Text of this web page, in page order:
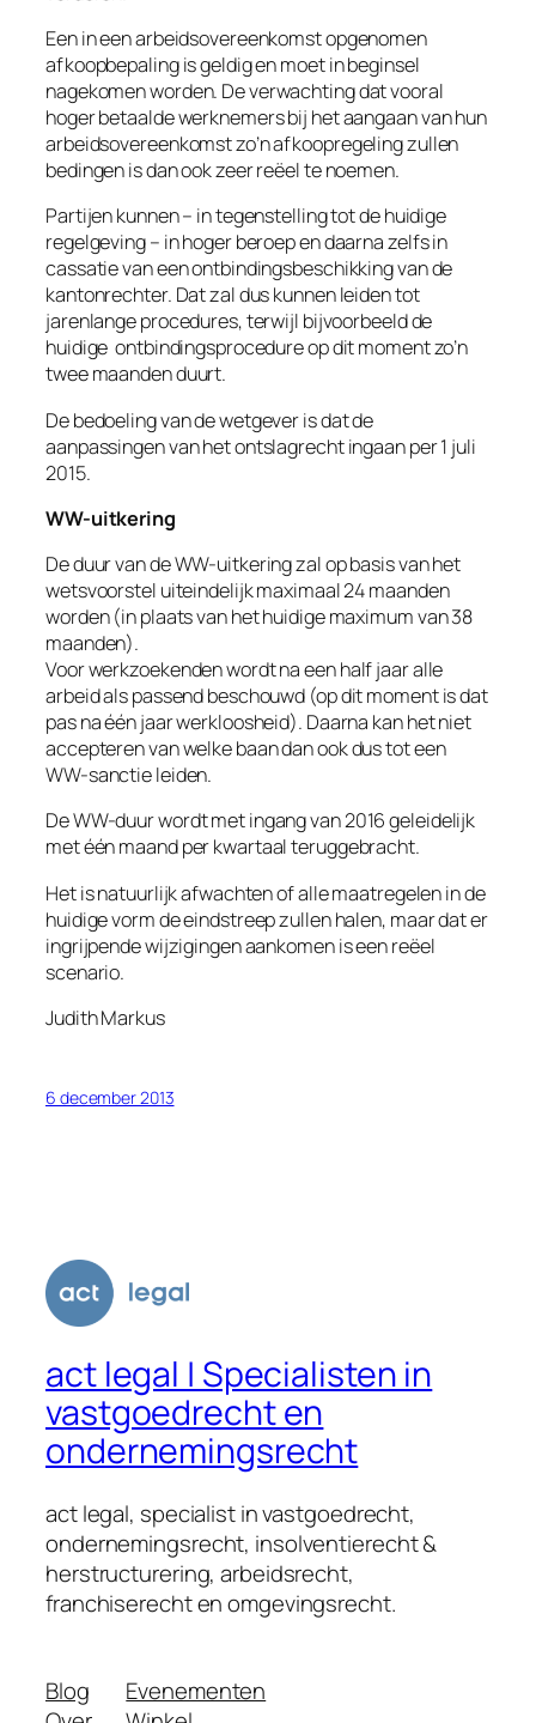
Een in een arbeidsovereenkomst opgenomen
afkoopbepaling is geldig en moet in beginsel
nagekomen worden. De verwachting dat vooral
hoger betaalde werknemers bij het aangaan van hun
arbeidsovereenkomst zo’n afkoopregeling zullen
bedingen is dan ook zeer reëel te noemen.
Partijen kunnen – in tegenstelling tot de huidige
regelgeving – in hoger beroep en daarna zelfs in
cassatie van een ontbindingsbeschikking van de
kantonrechter. Dat zal dus kunnen leiden tot
jarenlange procedures, terwijl bijvoorbeeld de
huidige ontbindingsprocedure op dit moment zo’n
twee maanden duurt.
De bedoeling van de wetgever is dat de
aanpassingen van het ontslagrecht ingaan per 1 juli
2015.
WW-uitkering
De duur van de WW-uitkering zal op basis van het
wetsvoorstel uiteindelijk maximaal 24 maanden
worden (in plaats van het huidige maximum van 38
maanden).
Voor werkzoekenden wordt na een half jaar alle
arbeid als passend beschouwd (op dit moment is dat
pas na één jaar werkloosheid). Daarna kan het niet
accepteren van welke baan dan ook dus tot een
WW-sanctie leiden.
De WW-duur wordt met ingang van 2016 geleidelijk
met één maand per kwartaal teruggebracht.
Het is natuurlijk afwachten of alle maatregelen in de
huidige vorm de eindstreep zullen halen, maar dat er
ingrijpende wijzigingen aankomen is een reëel
scenario.
Judith Markus
6 december 2013
act legal | Specialisten in
vastgoedrecht en
ondernemingsrecht
act legal, specialist in vastgoedrecht,
ondernemingsrecht, insolventierecht &
herstructurering, arbeidsrecht,
franchiserecht en omgevingsrecht.
Blog
Evenementen